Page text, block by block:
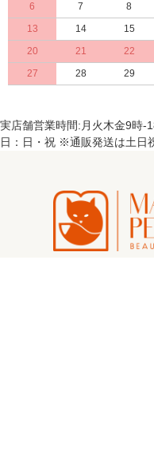
6
7 8
13
14 15
20
21 22
27
28 29
実店舗営業時間:月火木金9
日：日・祝 ※通販発送は土日